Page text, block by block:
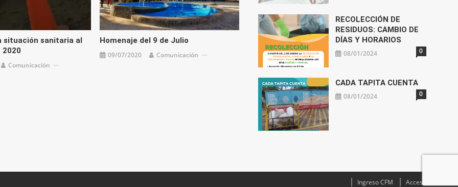
situación sanitaria al
2020
Comunicación
Homenaje del 9 de Julio
09/07/2020 Comunicación
RECOLECCIÓN DE
RESIDUOS: CAMBIO DE
DÍAS Y HORARIOS
08/01/2024 0
CADA TAPITA CUENTA
08/01/2024 0
Ingreso CFM Acceso